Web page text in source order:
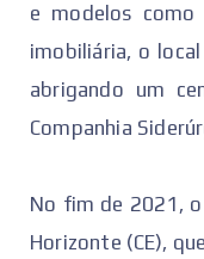
e modelos
imobiliária, o
abrigando um
Companhia
No fim de 2021,
Horizonte (CE),